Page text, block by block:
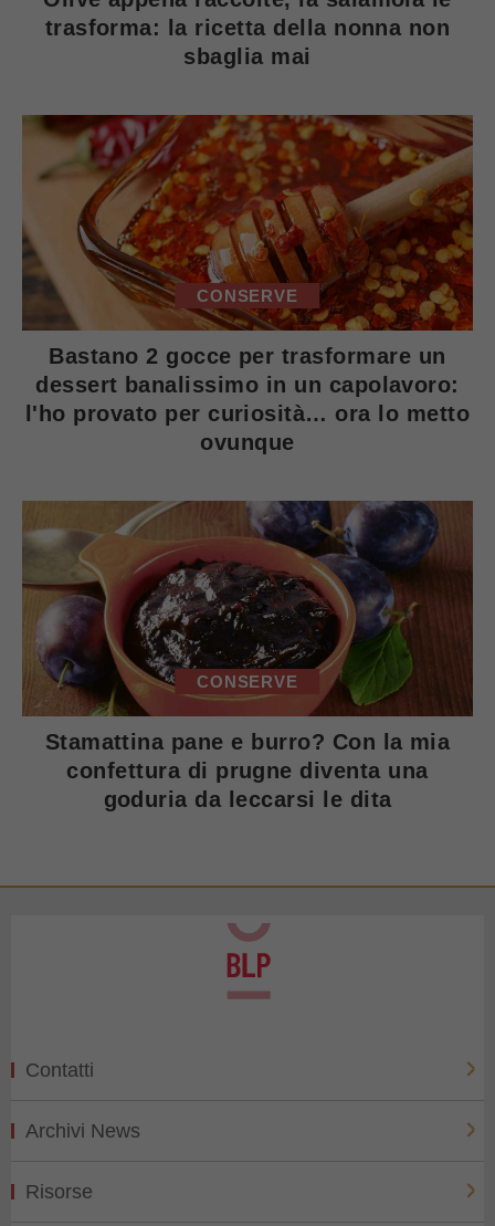
trasforma: la ricetta della nonna non
sbaglia mai
CONSERVE
Bastano 2 gocce per trasformare un
dessert banalissimo in un capolavoro:
l'ho provato per curiosità… ora lo metto
ovunque
CONSERVE
Stamattina pane e burro? Con la mia
confettura di prugne diventa una
goduria da leccarsi le dita
Contatti
Archivi News
Risorse